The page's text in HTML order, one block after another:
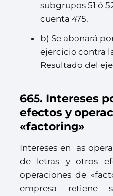
subgrupos 51 ó
cuenta 475.
b) Se abonará
ejercicio contra
Resultado del
665. Intereses
efectos y
«factoring»
Intereses en las
de letras y otros
operaciones de
empresa retiene